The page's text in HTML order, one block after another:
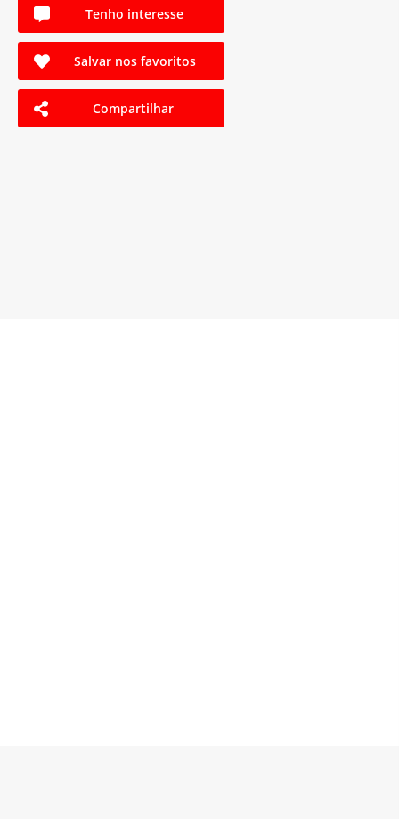
Tenho interesse
Salvar nos favoritos
Compartilhar